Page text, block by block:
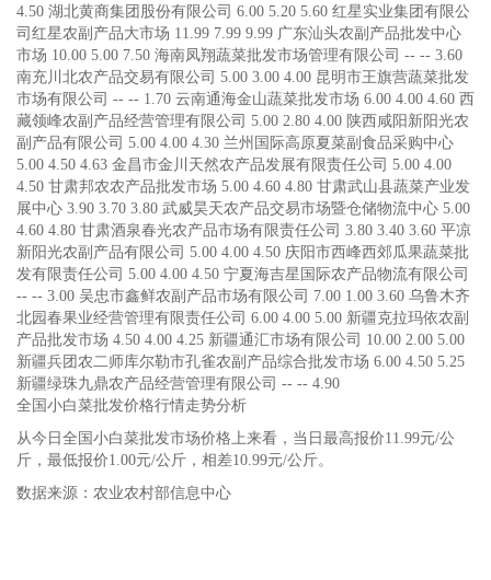
4.50 湖北黄商集团股份有限公司 6.00 5.20 5.60 红星实业集团有限公
司红星农副产品大市场 11.99 7.99 9.99 广东汕头农副产品批发中心
市场 10.00 5.00 7.50 海南凤翔蔬菜批发市场管理有限公司 -- -- 3.60
南充川北农产品交易有限公司 5.00 3.00 4.00 昆明市王旗营蔬菜批发
市场有限公司 -- -- 1.70 云南通海金山蔬菜批发市场 6.00 4.00 4.60 西
藏领峰农副产品经营管理有限公司 5.00 2.80 4.00 陕西咸阳新阳光农
副产品有限公司 5.00 4.00 4.30 兰州国际高原夏菜副食品采购中心
5.00 4.50 4.63 金昌市金川天然农产品发展有限责任公司 5.00 4.00
4.50 甘肃邦农农产品批发市场 5.00 4.60 4.80 甘肃武山县蔬菜产业发
展中心 3.90 3.70 3.80 武威昊天农产品交易市场暨仓储物流中心 5.00
4.60 4.80 甘肃酒泉春光农产品市场有限责任公司 3.80 3.40 3.60 平凉
新阳光农副产品有限公司 5.00 4.00 4.50 庆阳市西峰西郊瓜果蔬菜批
发有限责任公司 5.00 4.00 4.50 宁夏海吉星国际农产品物流有限公司
-- -- 3.00 吴忠市鑫鲜农副产品市场有限公司 7.00 1.00 3.60 乌鲁木齐
北园春果业经营管理有限责任公司 6.00 4.00 5.00 新疆克拉玛依农副
产品批发市场 4.50 4.00 4.25 新疆通汇市场有限公司 10.00 2.00 5.00
新疆兵团农二师库尔勒市孔雀农副产品综合批发市场 6.00 4.50 5.25
新疆绿珠九鼎农产品经营管理有限公司 -- -- 4.90
全国小白菜批发价格行情走势分析
从今日全国小白菜批发市场价格上来看，当日最高报价11.99元/公
斤，最低报价1.00元/公斤，相差10.99元/公斤。
数据来源：农业农村部信息中心